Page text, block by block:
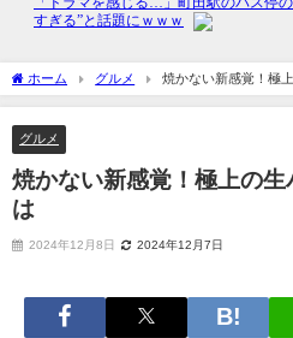
ホーム グルメ 焼かない新感覚！極
グルメ
焼かない新感覚！極上の生
は
2024年12月8日 2024年12月7日